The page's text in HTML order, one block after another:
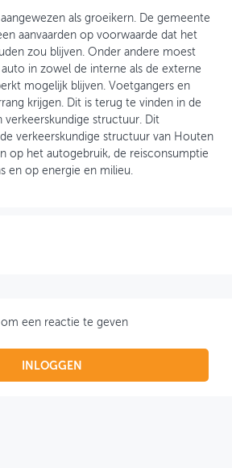
als groeikern. De gemeente
aanvaarden op voorwaarde dat het
zou blijven. Onder andere moest
in zowel de interne als de externe
mogelijk blijven. Voetgangers en
krijgen. Dit is terug te vinden in de
verkeerskundige structuur. Dit
verkeerskundige structuur van Houten
op het autogebruik, de reisconsumptie
en op energie en milieu.
om een reactie te geven
INLOGGEN